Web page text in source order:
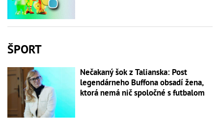
ŠPORT
Nečakaný šok z Talianska: Post
legendárneho Buffona obsadí žena,
ktorá nemá nič spoločné s futbalom